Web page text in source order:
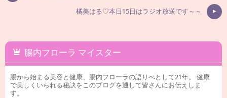
橘美はる♡本日15日はラジオ放送です～～
腸内フローラ マイスター
腸から始まる美容と健康、腸内フローラの語りべとして21年。 健康
で美しくいられる秘訣をこのブログを通して皆さんにお伝えしま
す。